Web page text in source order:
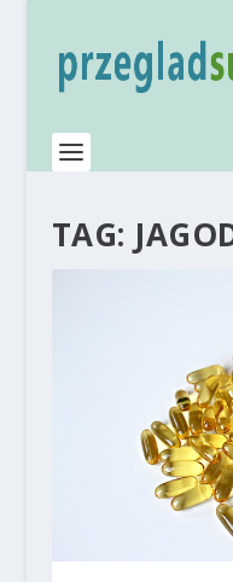
TAG: